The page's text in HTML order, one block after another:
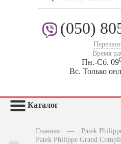
(050)
Время
Пн.-Сб. 09
Вс. Только
Каталог
Главная — Patek
Patek Philippe Grand